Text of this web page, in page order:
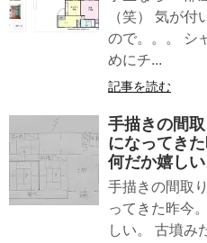
（笑） 気が付
ので。。。 シ
めにチ...
記事を読む
手描きの間
になってき
何だか嬉しい
手描きの間取
ってきた昨今
しい。 古墳み